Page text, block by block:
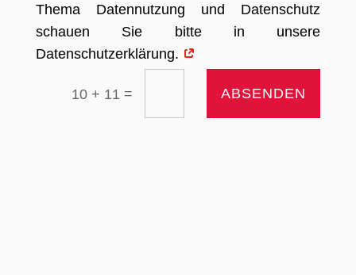
Thema Datennutzung und Datenschutz
schauen Sie bitte in unsere
Datenschutzerklärung.
10 + 11 = ABSENDEN